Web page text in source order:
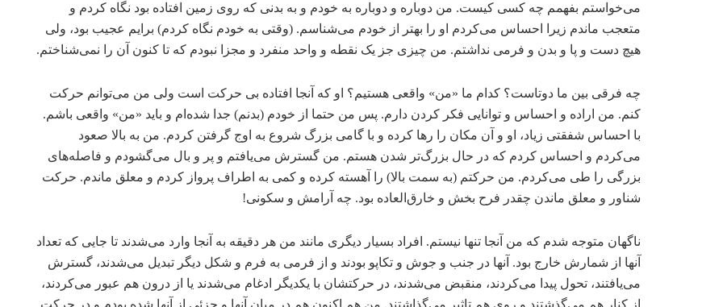
می‌خواستم بفهمم چه کسی کیست. من دوباره و دوباره به خودم و به بدنی که روی زمین افتاده بود نگاه کردم و
متعجب ماندم زیرا احساس می‌کردم او را بهتر از خودم می‌شناسم. (وقتی به خودم نگاه کردم) برایم عجیب بود، ولی
هیچ دست و پا و بدن و فرمی نداشتم. من چیزی جز یک نقطه و واحد منفرد و مجزا نبودم که تا کنون آن را نمی‌شناختم.
چه فرقی بین ما دوتاست؟ کدام ما «من» واقعی هستیم؟ او که آنجا افتاده بی حرکت است ولی من می‌توانم حرکت
کنم. من اراده و احساس و توانایی فکر کردن دارم. پس من حتما از خودم (بدنم) جدا شده‌ام و باید «من» واقعی باشم.
با احساس شفقتی زیاد، او و آن مکان را رها کرده و با گامی بزرگ شروع به اوج گرفتن کردم. من به بالا صعود
می‌کردم و احساس کردم که در حال بزرگ‌تر شدن هستم. من گسترش می‌یافتم و پر و بال می‌گشودم و فاصله‌های
بزرگی را طی ‌می‌کردم. من حرکتم (به سمت بالا) را آهسته کرده و کمی به اطراف پرواز کردم و معلق ماندم. حرکت
شناور و معلق ماندن چقدر فرح بخش و خارق‌العاده بود. چه آرامش و سکونی!
ناگهان متوجه شدم که من آنجا تنها نیستم. افراد بسیار دیگری مانند من هر دقیقه به آنجا وارد می‌شدند تا جایی که تعداد
آنها از شمارش خارج بود. آنها در جنب و جوش و تکاپو بودند و از فرمی به فرم و شکل دیگر تبدیل می‌شدند، گسترش
می‌یافتند، تحول پیدا می‌کردند، منقبض می‌شدند، در حرکتشان با یکدیگر ادغام می‌شدند یا از درون هم عبور می‌کردند،
از کنار هم می‌گذشتند و روی هم تاثیر می‌گذاشتند. من هم اکنون هم در میان آنها و جزئی از آنها شده بودم و در حرکت